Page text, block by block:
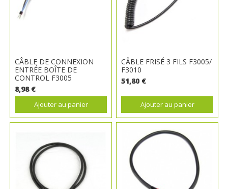
CÂBLE DE CONNEXION
ENTRÉE BOÎTE DE
CONTROL F3005
8,98 €
Ajouter au panier
CÂBLE FRISÉ 3 FILS F3005/
F3010
51,80 €
Ajouter au panier